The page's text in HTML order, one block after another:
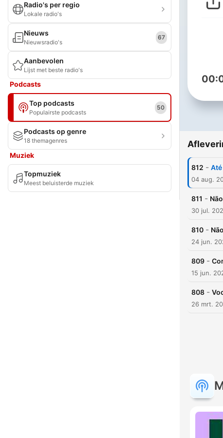
Radio's per regio
Lokale radio's
Nieuws
Nieuwsradio's
67
Aanbevolen
Lijst met beste radio's
Podcasts
Top podcasts
Populairste podcasts
50
Podcasts op genre
18 themagenres
Muziek
Topmuziek
Meest beluisterde muziek
812 -
04 aug.
811 -
30 jul.
810 -
24 jun.
809 -
15 jun.
808 -
26 mrt.